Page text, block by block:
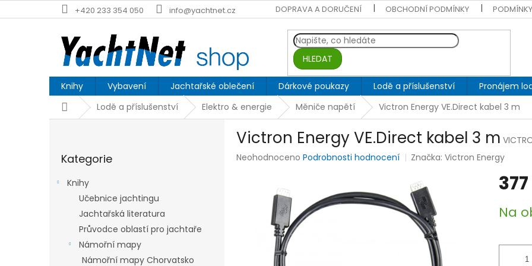
na
+420 233 354 050 info@yachtnet.cz DOPRAVA A DORUČENÍ OBCHODNÍ PODMÍNKY
HLEDAT
Knihy Vybavení Jachtařské oblečení Dárkové poukazy Lodě a příslušenství Pronájem
DomůLodě a příslušenství Elektro & energie Měniče napětí Victron Energy VE.Direct kabel 3 m
kategorie
Kategorie
Knihy
Učebnice jachtingu
Jachtařská literatura
Průvodce oblastí pro jachtaře
Námořní mapy
Námořní mapy Chorvatsko
Victron Energy VE.Direct kabel 3 m
Průměrné
hvězdiček.
Neohodnoceno Podrobnosti hodnocení Značka:Victron Energy
cena:
Na